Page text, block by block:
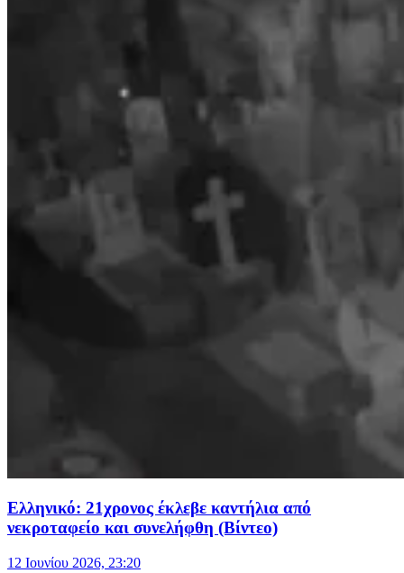
Ελληνικό: 21χρονος έκλεβε καντήλια από
νεκροταφείο και συνελήφθη (Βίντεο)
12 Ιουνίου 2026, 23:20